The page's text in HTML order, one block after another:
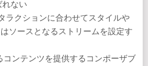
れない
ラクションに合わせてスタイルや
ソースとなるストリームを設定す
ンテンツを提供するコンポーザブ